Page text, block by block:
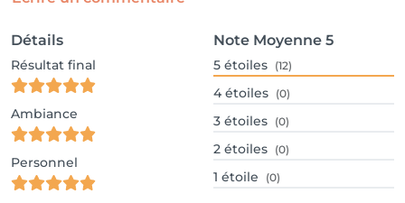
Détails
Résultat final
Ambiance
Personnel
Note Moyenne 5
5 étoiles (12)
4 étoiles (0)
3 étoiles (0)
2 étoiles (0)
1 étoile (0)